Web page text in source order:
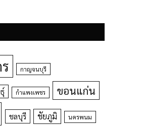
กาญจนบุรี
กำแพงเพชร ขอนแก่น
ชลบุรี ชัยภูมิ นครพนม